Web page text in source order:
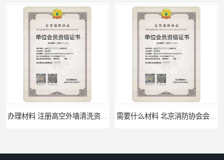
办理材料 注册高空外墙清洗资质所需材料 需要什么材料 北京消防协会会员证有什么要求